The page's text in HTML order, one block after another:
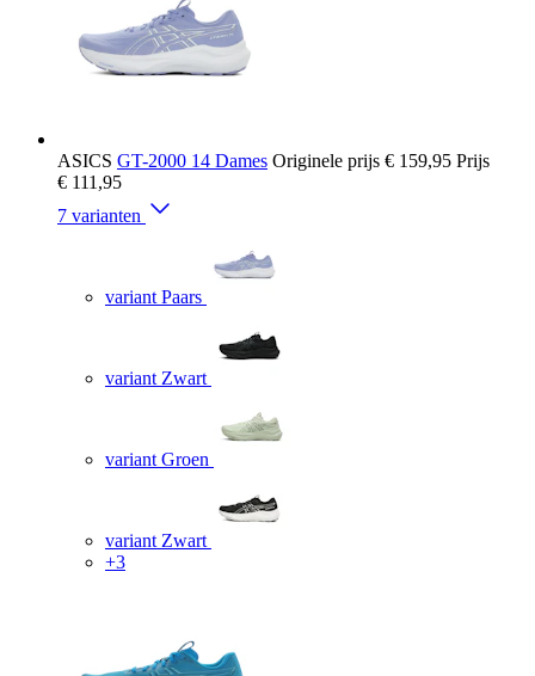
ASICS GT-2000 14 Dames Originele prijs € 159,95 Prijs
€ 111,95
7 varianten
variant Paars
variant Zwart
variant Groen
variant Zwart
+3